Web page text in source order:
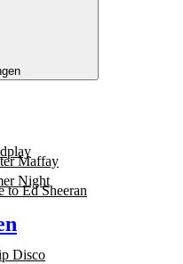
Maffay
Night
Ed Sheeran
Disco